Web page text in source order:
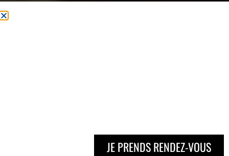
JE PRENDS RENDEZ-VOUS